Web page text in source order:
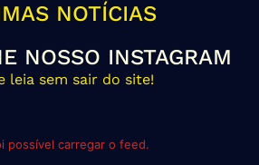
NOTÍCIAS
NOSSO INSTAGRAM
leia sem sair do site!
possível carregar o feed.